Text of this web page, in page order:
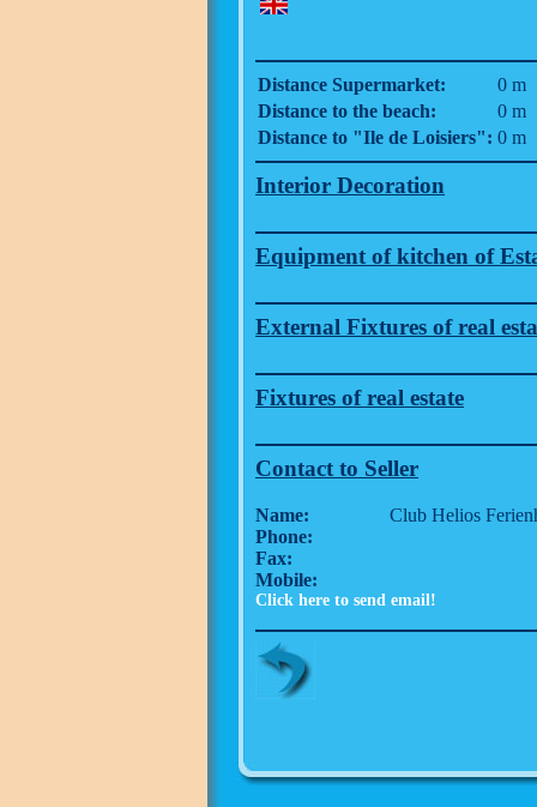
Distance Supermarket:
0 m
Distance to the beach:
0 m
Distance to "Ile de Loisiers": 0 m
Interior Decoration
Equipment of kitchen of
External Fixtures of real
Fixtures of real estate
Contact to Seller
Name:
Club Helios
Phone:
Fax:
Mobile:
Click here to send email!